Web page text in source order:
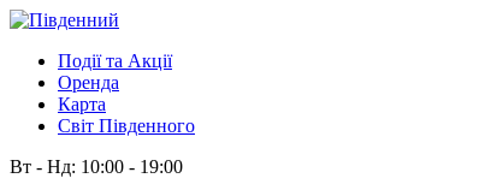
Події та Акції
Оренда
Карта
Світ Південного
Вт - Нд: 10:00 - 19:00